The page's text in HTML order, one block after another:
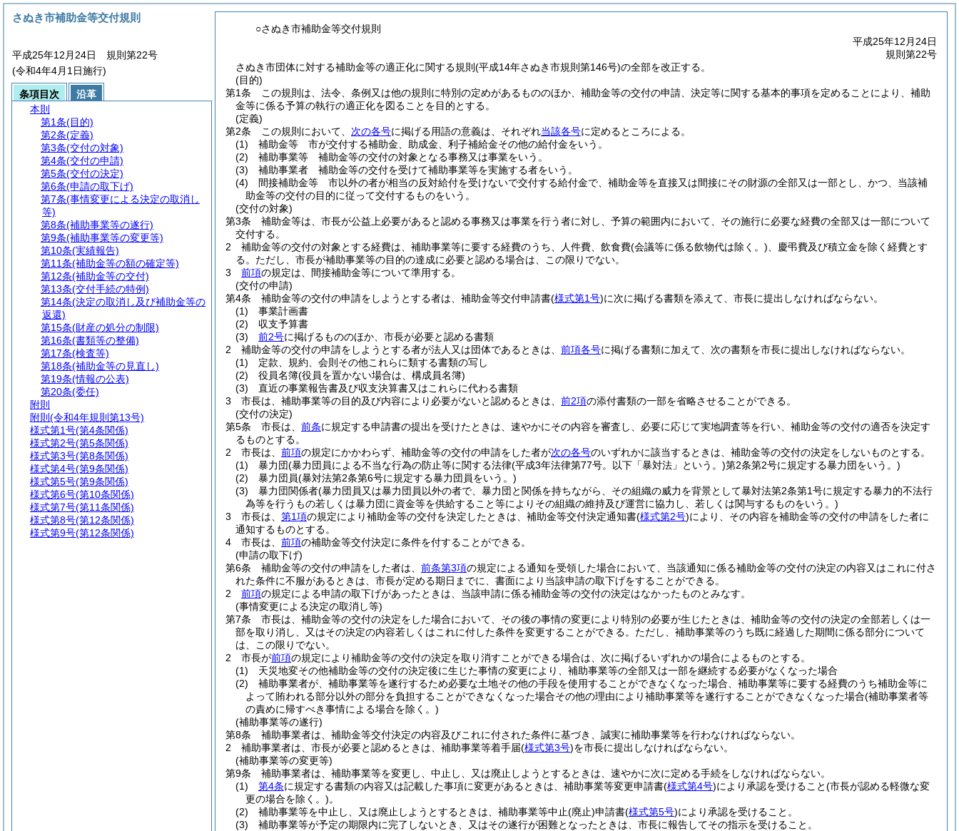
○さぬき市補助金等交付規則
平成25年12月24日
規則第22号
さぬき市団体に対する補助金等の適正化に関する規則(平成14年さぬき市規則第146号)の全部を改正する。
(目的)
第1条
この規則は、法令、条例又は他の規則に特別の定めがあるもののほか、補助金等の交付の申請、決定等に関する基本的事項を定めることにより、補助
金等に係る予算の執行の適正化を図ることを目的とする。
(定義)
第2条
この規則において、 次の各号に掲げる用語の意義は、それぞれ当該各号に定めるところによる。
(1)
補助金等 市が交付する補助金、助成金、利子補給金その他の給付金をいう。
(2)
補助事業等 補助金等の交付の対象となる事務又は事業をいう。
(3)
補助事業者 補助金等の交付を受けて補助事業等を実施する者をいう。
(4)
間接補助金等 市以外の者が相当の反対給付を受けないで交付する給付金で、補助金等を直接又は間接にその財源の全部又は一部とし、かつ、当該補
助金等の交付の目的に従って交付するものをいう。
(交付の対象)
第3条
補助金等は、市長が公益上必要があると認める事務又は事業を行う者に対し、予算の範囲内において、その施行に必要な経費の全部又は一部について
交付する。
2
補助金等の交付の対象とする経費は、補助事業等に要する経費のうち、人件費、飲食費(会議等に係る飲物代は除く。) 、慶弔費及び積立金を除く経費とす
る。 ただし、市長が補助事業等の目的の達成に必要と認める場合は、この限りでない。
3
前項の規定は、間接補助金等について準用する。
(交付の申請)
第4条
補助金等の交付の申請をしようとする者は、補助金等交付申請書(様式第1号)に次に掲げる書類を添えて、市長に提出しなければならない。
(1)
事業計画書
(2)
収支予算書
(3)
前2号に掲げるもののほか、市長が必要と認める書類
2
補助金等の交付の申請をしようとする者が法人又は団体であるときは、 前項各号に掲げる書類に加えて、次の書類を市長に提出しなければならない。
(1)
定款、規約、会則その他これらに類する書類の写し
(2)
役員名簿(役員を置かない場合は、構成員名簿)
(3)
直近の事業報告書及び収支決算書又はこれらに代わる書類
3
市長は、補助事業等の目的及び内容により必要がないと認めるときは、 前2項の添付書類の一部を省略させることができる。
(交付の決定)
第5条
市長は、 前条に規定する申請書の提出を受けたときは、速やかにその内容を審査し、必要に応じて実地調査等を行い、補助金等の交付の適否を決定す
るものとする。
2
市長は、 前項の規定にかかわらず、補助金等の交付の申請をした者が次の各号のいずれかに該当するときは、補助金等の交付の決定をしないものとする。
(1)
暴力団(暴力団員による不当な行為の防止等に関する法律(平成3年法律第77号。以下「暴対法」という。)第2条第2号に規定する暴力団をいう。)
(2)
暴力団員(暴対法第2条第6号に規定する暴力団員をいう。)
(3)
暴力団関係者(暴力団員又は暴力団員以外の者で、暴力団と関係を持ちながら、その組織の威力を背景として暴対法第2条第1号に規定する暴力的不法行
為等を行うもの若しくは暴力団に資金等を供給すること等によりその組織の維持及び運営に協力し、若しくは関与するものをいう。)
3
市長は、 第1項の規定により補助金等の交付を決定したときは、補助金等交付決定通知書(様式第2号)により、その内容を補助金等の交付の申請をした者に
通知するものとする。
4
市長は、 前項の補助金等交付決定に条件を付することができる。
(申請の取下げ)
第6条
補助金等の交付の申請をした者は、 前条第3項の規定による通知を受領した場合において、当該通知に係る補助金等の交付の決定の内容又はこれに付さ
れた条件に不服があるときは、市長が定める期日までに、書面により当該申請の取下げをすることができる。
2
前項の規定による申請の取下げがあったときは、当該申請に係る補助金等の交付の決定はなかったものとみなす。
(事情変更による決定の取消し等)
第7条
市長は、補助金等の交付の決定をした場合において、その後の事情の変更により特別の必要が生じたときは、補助金等の交付の決定の全部若しくは一
部を取り消し、又はその決定の内容若しくはこれに付した条件を変更することができる。 ただし、補助事業等のうち既に経過した期間に係る部分について
は、この限りでない。
2
市長が前項の規定により補助金等の交付の決定を取り消すことができる場合は、次に掲げるいずれかの場合によるものとする。
(1)
天災地変その他補助金等の交付の決定後に生じた事情の変更により、補助事業等の全部又は一部を継続する必要がなくなった場合
(2)
補助事業者が、補助事業等を遂行するため必要な土地その他の手段を使用することができなくなった場合、補助事業等に要する経費のうち補助金等に
よって賄われる部分以外の部分を負担することができなくなった場合その他の理由により補助事業等を遂行することができなくなった場合(補助事業者等
の責めに帰すべき事情による場合を除く。)
(補助事業等の遂行)
第8条
補助事業者は、補助金等交付決定の内容及びこれに付された条件に基づき、誠実に補助事業等を行わなければならない。
2
補助事業者は、市長が必要と認めるときは、補助事業等着手届(様式第3号)を市長に提出しなければならない。
(補助事業等の変更等)
第9条
補助事業者は、補助事業等を変更し、中止し、又は廃止しようとするときは、速やかに次に定める手続をしなければならない。
(1)
第4条に規定する書類の内容又は記載した事項に変更があるときは、補助事業等変更申請書(様式第4号)により承認を受けること(市長が認める軽微な変
更の場合を除く。)。
(2)
補助事業等を中止し、又は廃止しようとするときは、補助事業等中止(廃止)申請書(様式第5号)により承認を受けること。
(3)
補助事業等が予定の期限内に完了しないとき、又はその遂行が困難となったときは、市長に報告してその指示を受けること。
さぬき市補助金等交付規則
平成25年12月24日 規則第22号
(令和4年4月1日施行)
条項目次
沿革
本則
第1条(目的)
第2条(定義)
第3条(交付の対象)
第4条(交付の申請)
第5条(交付の決定)
第6条(申請の取下げ)
第7条(事情変更による決定の取消し
等)
第8条(補助事業等の遂行)
第9条(補助事業等の変更等)
第10条(実績報告)
第11条(補助金等の額の確定等)
第12条(補助金等の交付)
第13条(交付手続の特例)
第14条(決定の取消し及び補助金等の
返還)
第15条(財産の処分の制限)
第16条(書類等の整備)
第17条(検査等)
第18条(補助金等の見直し)
第19条(情報の公表)
第20条(委任)
附則
附則 (令和4年規則第13号)
様式第1号(第4条関係)
様式第2号(第5条関係)
様式第3号(第8条関係)
様式第4号(第9条関係)
様式第5号(第9条関係)
様式第6号(第10条関係)
様式第7号(第11条関係)
様式第8号(第12条関係)
様式第9号(第12条関係)